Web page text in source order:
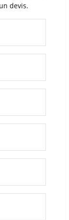
pour
volets
devis.